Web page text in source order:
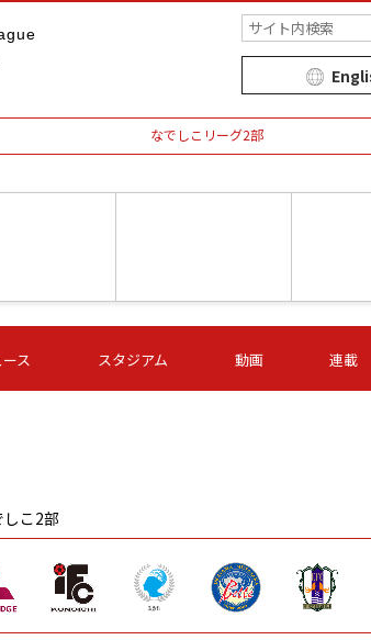
なでしこリーグ2部
いちご
-
第16節 09/06 (日) 15:00
-
第16節
ス スタジアム 動画 連載
しこ2部